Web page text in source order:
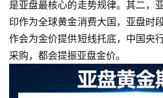
是亚盘最核心的走势规律。其二，
印作为全球黄金消费大国，亚盘时
作会为金价提供短线托底，中国央
采购，都会提振亚盘金价。